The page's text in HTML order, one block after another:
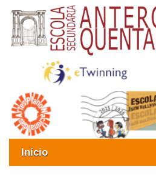
Início